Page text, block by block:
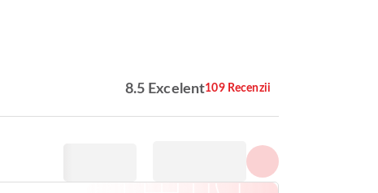
8.5 Excelent109 Recenzii